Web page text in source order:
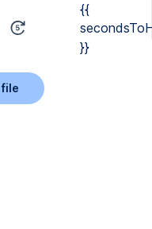
{{
}}
file